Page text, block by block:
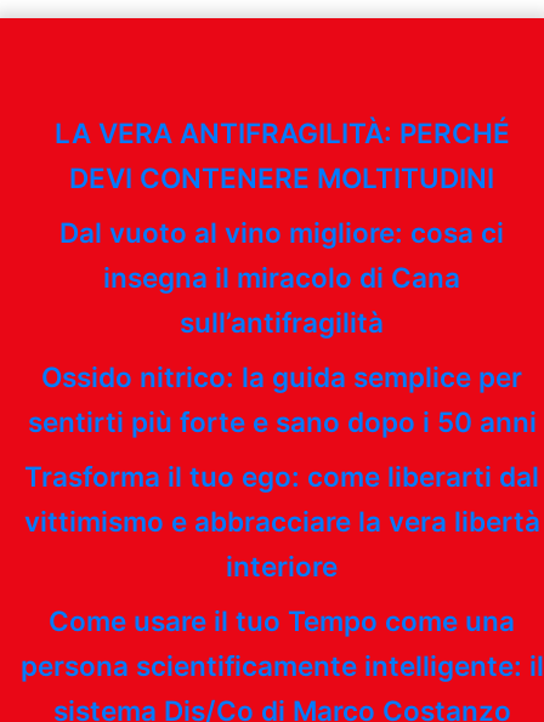
LA VERA ANTIFRAGILITÀ: PERCHÉ
DEVI CONTENERE MOLTITUDINI
Dal vuoto al vino migliore: cosa ci
insegna il miracolo di Cana
sull’antifragilità
Ossido nitrico: la guida semplice per
sentirti più forte e sano dopo i 50 anni
Trasforma il tuo ego: come liberarti dal
vittimismo e abbracciare la vera libertà
interiore
Come usare il tuo Tempo come una
persona scientificamente intelligente: il
sistema Dis/Co di Marco Costanzo